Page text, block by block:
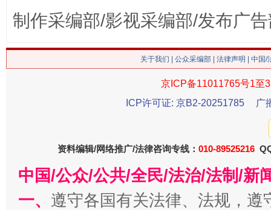
这是一记警钟！ 谢
在谋一域中谋全局
今
制作采编部/影视采编部/发布广
关于我们 公众采编部 法律声明 | 中国
京ICP备11011765号1至
ICP许可证: 京B2-20251785
广
资料编辑/网络推广/法律咨询专线： 010-89525216
中国/公众/公共/全民/法治/法制/新
一、 遵守各国有关法律、法规，